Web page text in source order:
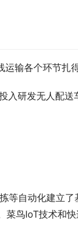
输各个环节扎得
入研发无人配送
等自动化建立了
菜鸟IoT技术和